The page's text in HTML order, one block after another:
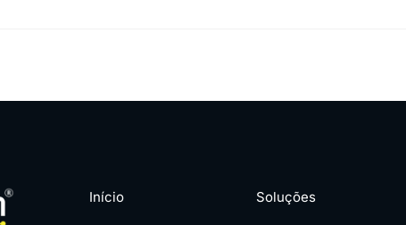
Início Soluções